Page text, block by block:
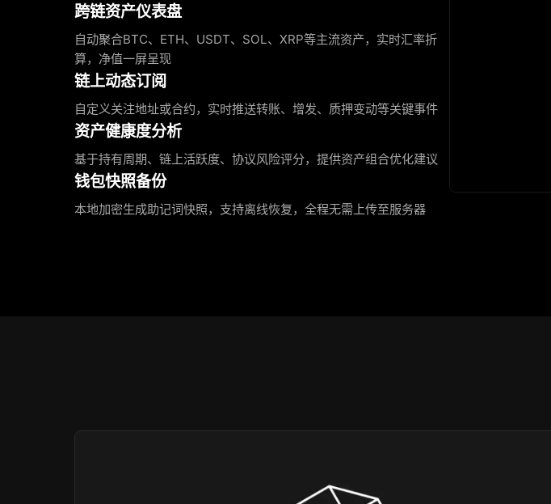
跨链资产仪表盘
自动聚合BTC、ETH、USDT、SOL、XRP等主流资产，实时汇率折
算，净值一屏呈现
链上动态订阅
自定义关注地址或合约，实时推送转账、增发、质押变动等关键事件
资产健康度分析
基于持有周期、链上活跃度、协议风险评分，提供资产组合优化建议
钱包快照备份
本地加密生成助记词快照，支持离线恢复，全程无需上传至服务器